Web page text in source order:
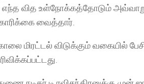
எந்த வித உள்நோக்கத்தோடும்
வைத்தார்.
மிரட்டல் விடுக்கும் வகையில்